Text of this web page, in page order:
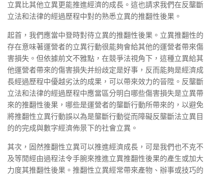
立異比其他立異更能推進經濟的成長。這也請求我們在反壟斷
立法和法律的經過歷程中對的熟悉立異的推翻性後果。
起首，我們應當中登時對待立異的推翻性後果。立異推翻性的
存在意味著運營者的立異行動很能夠會給其他的運營者帶來傷
害損失。但依據前文不雅點，在競爭法視角下，這種立異給其
他運營者帶來的傷害損失并紛歧定是好事，反而能夠是經濟成
長經過歷程中優越劣汰的成果，可以帶來效力的晉陞。反壟斷
立法和法律的經過歷程中應當區分明白哪些傷害損失是立異帶
來的推翻性後果，哪些是運營者的壟斷行動所帶來的，以避免
將推翻性立異行動誤以為是壟斷行動從而障礙反壟斷法立異目
的的完成與數字經濟佈景下的社會立異。
其次，固然推翻性立異可以推進經濟成長，可是我們也不克不
及等閒經由過程法令手腕來推進立異推翻性後果的產生或加大
力度其推翻性後果。推翻性立異經常帶來產物、辦事或技巧的